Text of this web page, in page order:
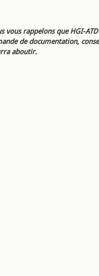
vous rappelons que HGI-
de documentation,
aboutir.